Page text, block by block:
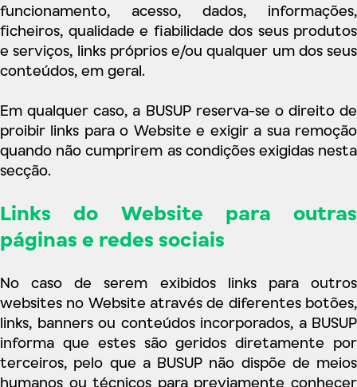
funcionamento, acesso, dados, informações,
ficheiros, qualidade e fiabilidade dos seus produtos
e serviços, links próprios e/ou qualquer um dos seus
conteúdos, em geral.
Em qualquer caso, a BUSUP reserva-se o direito de
proibir links para o Website e exigir a sua remoção
quando não cumprirem as condições exigidas nesta
secção.
Links do Website para outras
páginas e redes sociais
No caso de serem exibidos links para outros
websites no Website através de diferentes botões,
links, banners ou conteúdos incorporados, a BUSUP
informa que estes são geridos diretamente por
terceiros, pelo que a BUSUP não dispõe de meios
humanos ou técnicos para previamente conhecer